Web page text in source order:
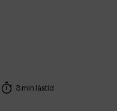
3 min lästid